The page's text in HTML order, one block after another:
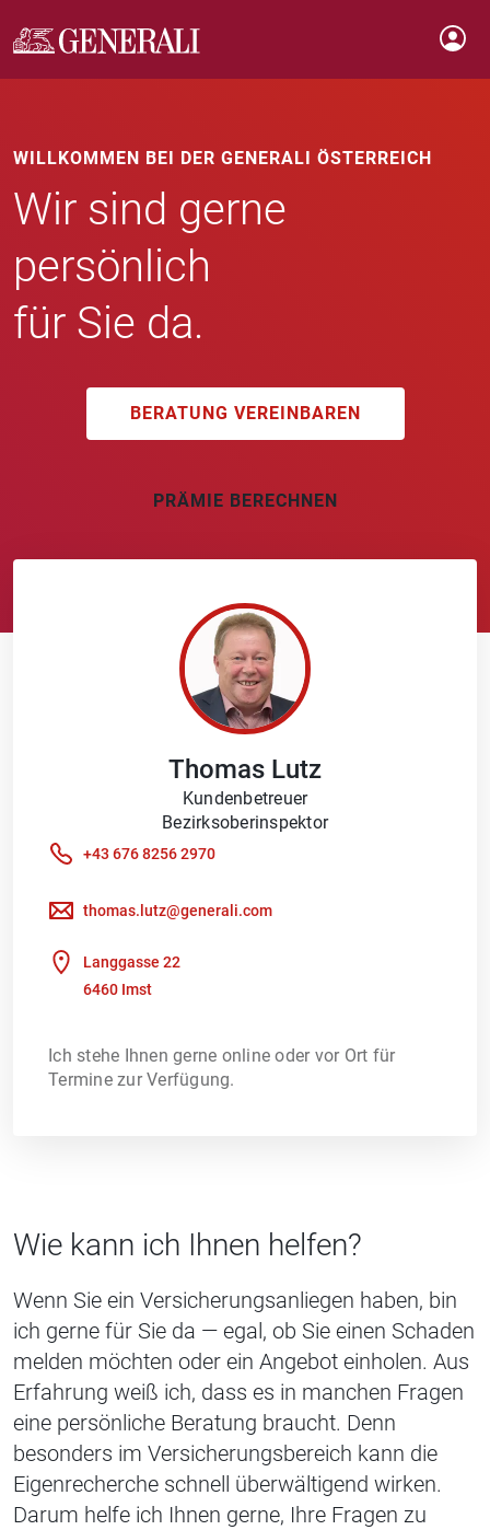
WILLKOMMEN BEI DER GENERALI ÖSTERREICH
Wir sind gerne
persönlich
für Sie da.
BERATUNG VEREINBAREN
PRÄMIE BERECHNEN
Thomas Lutz
Kundenbetreuer
Bezirksoberinspektor
+43 676 8256 2970
thomas.lutz@generali.com
Langgasse 22
6460 Imst
Ich stehe Ihnen gerne online oder vor Ort für
Termine zur Verfügung.
Wie kann ich Ihnen helfen?
Wenn Sie ein Versicherungsanliegen haben, bin
ich gerne für Sie da — egal, ob Sie einen Schaden
melden möchten oder ein Angebot einholen. Aus
Erfahrung weiß ich, dass es in manchen Fragen
eine persönliche Beratung braucht. Denn
besonders im Versicherungsbereich kann die
Eigenrecherche schnell überwältigend wirken.
Darum helfe ich Ihnen gerne, Ihre Fragen zu